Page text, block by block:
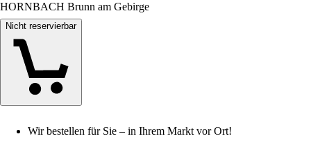
HORNBACH Brunn am Gebirge
Nicht reservierbar
Wir bestellen für Sie – in Ihrem Markt vor Ort!